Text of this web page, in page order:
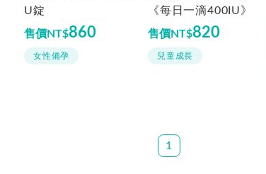
U錠
售價NT$860
女性備孕
《每日一滴400IU》
售價NT$820
兒童成長
1